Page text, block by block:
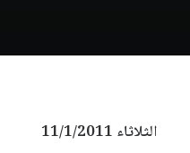
الثلاثاء 11/1/2011